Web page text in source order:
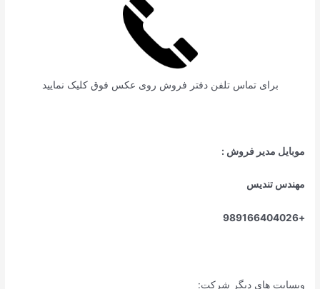
برای تماس تلفن دفتر فروش روی عکس فوق کلیک نمایید
موبایل مدیر فروش :
مهندس تندیس
+989166404026
وبسایت های دیگر شرکت: